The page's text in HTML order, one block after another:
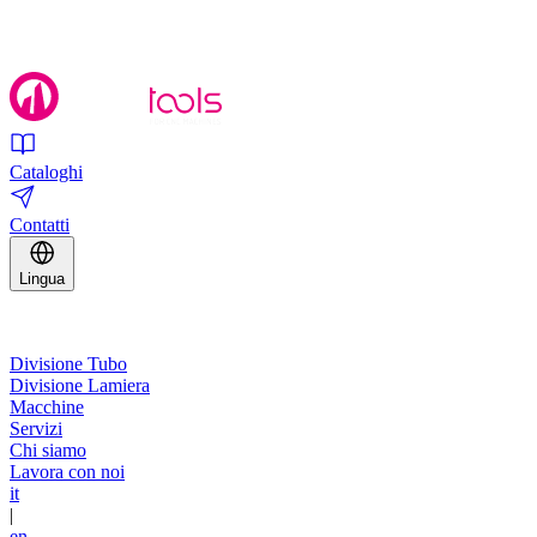
Cataloghi
Contatti
Lingua
Divisione Tubo
Divisione Lamiera
Macchine
Servizi
Chi siamo
Lavora con noi
it
|